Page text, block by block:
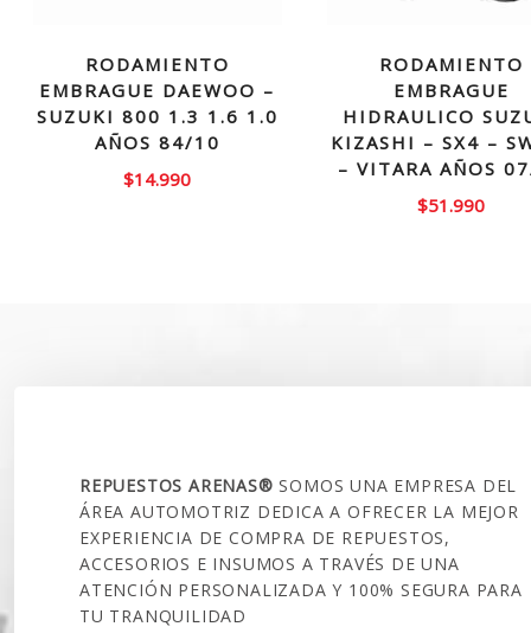
RODAMIENTO
EMBRAGUE DAEWOO –
SUZUKI 800 1.3 1.6 1.0
AÑOS 84/10
$14.990
RODAMIENTO
EMBRAGUE
HIDRAULICO
KIZASHI – SX4 –
– VITARA AÑOS
$51.990
REPUESTOS ARENAS®SOMOS UNA EMPRESA DEL
ÁREA AUTOMOTRIZ DEDICA A OFRECER LA MEJOR
EXPERIENCIA DE COMPRA DE REPUESTOS,
ACCESORIOS E INSUMOS A TRAVÉS DE UNA
ATENCIÓN PERSONALIZADA Y 100% SEGURA PARA
TU TRANQUILIDAD